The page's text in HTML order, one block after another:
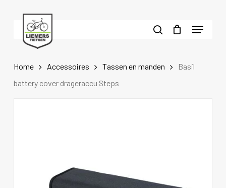
Menu
Home Accessoires Tassen en manden
Basil
battery cover drageraccu Steps